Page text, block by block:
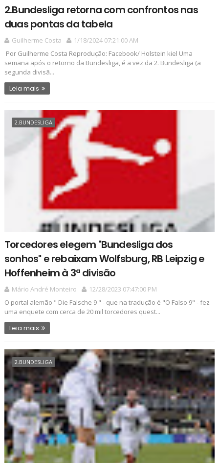
2.Bundesliga retorna com confrontos nas
duas pontas da tabela
Guilherme Costa
1/18/2024 07:21:00 AM
Por Guilherme Costa Reprodução: Facebook/ Holstein kiel Uma
semana após o retorno da Bundesliga, é a vez da 2. Bundesliga (a
segunda divisã...
Leia mais
2.BUNDESLIGA
Torcedores elegem "Bundesliga dos
sonhos" e rebaixam Wolfsburg, RB Leipzig e
Hoffenheim à 3ª divisão
Mário André Monteiro
12/28/2023 07:47:00 PM
O portal alemão " Die Falsche 9 " - que na tradução é "O Falso 9" - fez
uma enquete com cerca de 20 mil torcedores quest...
Leia mais
2.BUNDESLIGA